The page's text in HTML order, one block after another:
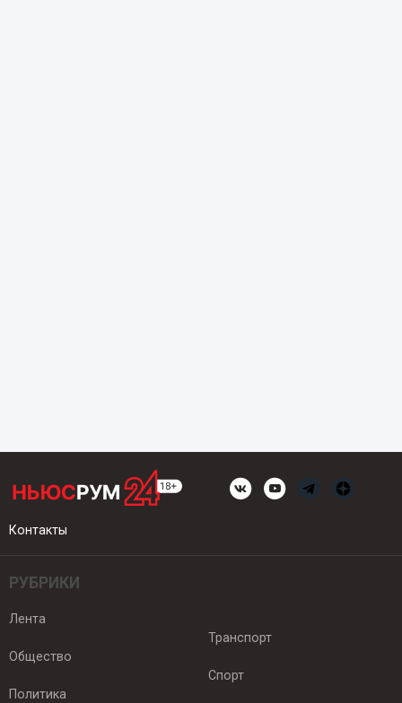
Контакты
РУБРИКИ
Лента
Общество
Политика
Транспорт
Спорт